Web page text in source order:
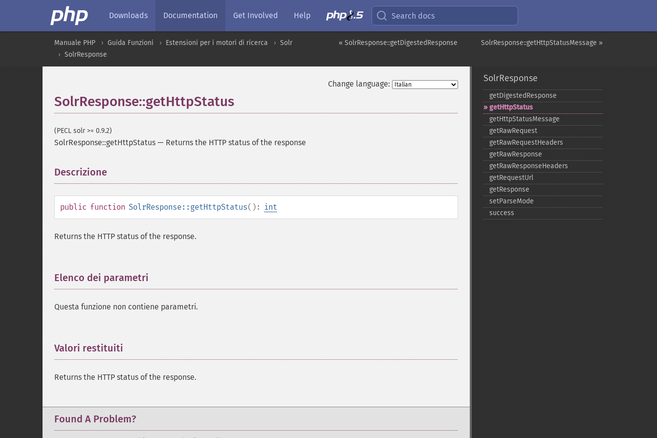
Downloads Documentation Get Involved Help Search docs
SolrResponse::getHttpStatusMessage »
« SolrResponse::getDigestedResponse
Manuale PHP Guida Funzioni Estensioni per i motori di ricerca
Solr
SolrResponse
Change language:
SolrResponse::getHttpStatus
(PECL solr >= 0.9.2)
SolrResponse::getHttpStatus — Returns the HTTP status of the response
Descrizione
public function SolrResponse::getHttpStatus(): int
Returns the HTTP status of the response.
Elenco dei parametri
Questa funzione non contiene parametri.
Valori restituiti
Returns the HTTP status of the response.
Found A Problem?
SolrResponse
getDigestedResponse
getHttpStatus
getHttpStatusMessage
getRawRequest
getRawRequestHeaders
getRawResponse
getRawResponseHeaders
getRequestUrl
getResponse
setParseMode
success